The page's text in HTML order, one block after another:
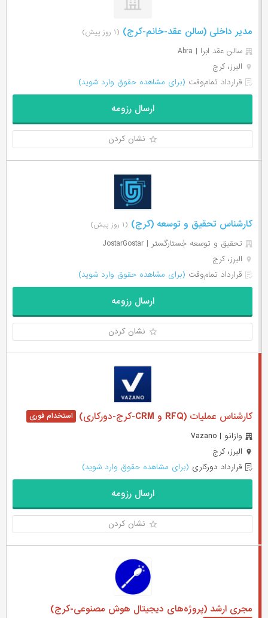
مدیر داخلی (سالن عقد-خانم-کرج) (۱ روز پیش)
سالن عقد ابرا | Abra
البرز، کرج
قرارداد تمام‌وقت (برای مشاهده حقوق وارد شوید)
ارسال رزومه
نشان کردن
کارشناس تحقیق و توسعه (کرج) (۱ روز پیش)
تحقیق و توسعه جُستارگستر | JostarGostar
البرز، کرج
قرارداد تمام‌وقت (برای مشاهده حقوق وارد شوید)
ارسال رزومه
نشان کردن
کارشناس عملیات (RFQ و CRM-کرج-دورکاری)
وازانو | Vazano
البرز، کرج
قرارداد دورکاری (برای مشاهده حقوق وارد شوید)
ارسال رزومه
نشان کردن
مجری ارشد (پروژه‌های دیجیتال هوش مصنوعی-کرج)